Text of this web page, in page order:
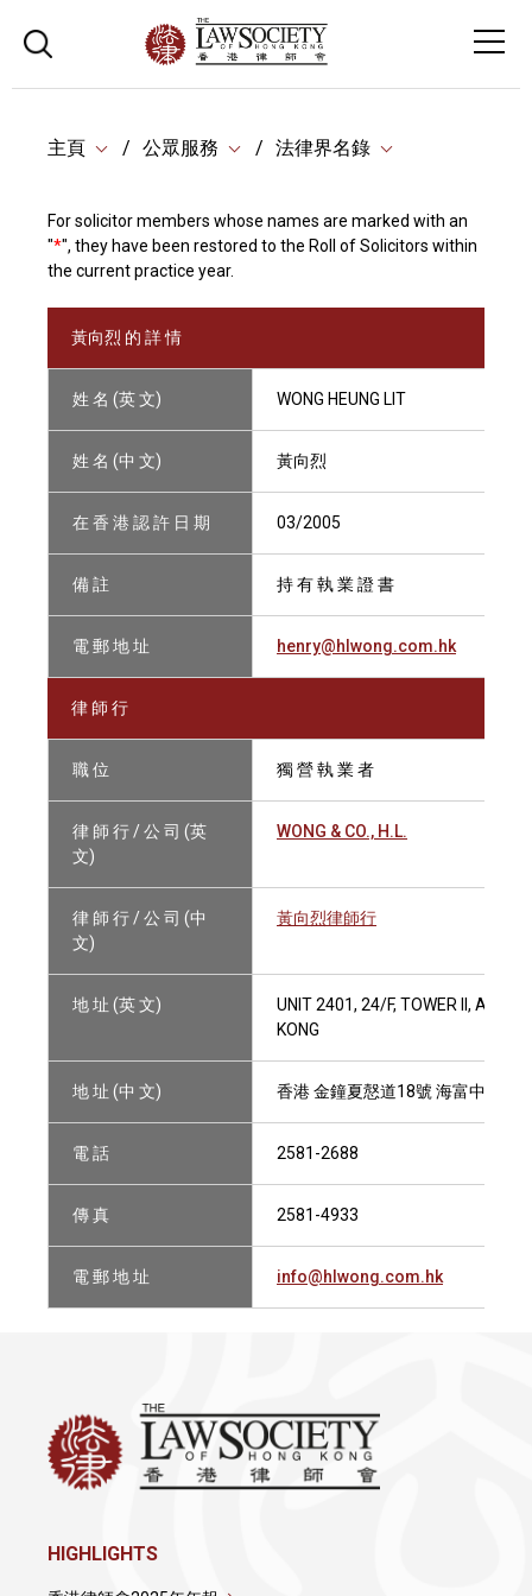
主頁 公眾服務 法律界名錄
For solicitor members whose names are marked with an
"*", they have been restored to the Roll of Solicitors within
the current practice year.
黃向烈 的 詳 情
姓 名 (英 文) WONG HEUNG LIT
姓 名 (中 文) 黃向烈
在 香 港 認 許 日 期 03/2005
備 註 持 有 執 業 證 書
電 郵 地 址 henry@hlwong.com.hk
律 師 行
職 位 獨 營 執 業 者
律 師 行 / 公 司 (英
文)
WONG & CO., H.L.
律 師 行 / 公 司 (中
文)
黃向烈律師行
地 址 (英 文)
UNIT 2401, 24/F, TOWER II,
KONG
地 址 (中 文) 香港 金鐘夏慤道18號 海富中心二
電 話 2581-2688
傳 真 2581-4933
電 郵 地 址 info@hlwong.com.hk
HIGHLIGHTS